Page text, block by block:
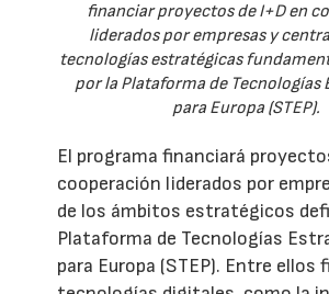
financiar proyectos de I+D en
liderados por empresas y
tecnologías estratégicas
por la Plataforma de Tecnologías
para Europa (STEP).
El programa financiará
cooperación liderados por
de los ámbitos estratégicos
Plataforma de Tecnologías
para Europa (STEP). Entre ellos